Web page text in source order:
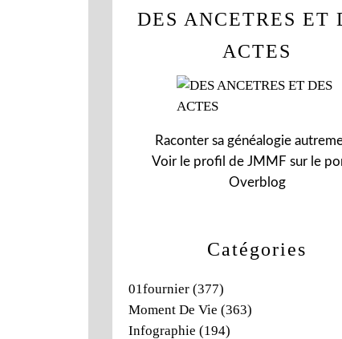
Catégories
01fournier (377)
Moment De Vie (363)
Infographie (194)
DES ANCETRES ET
ACTES
Raconter sa généalogie
Voir le profil de JMMF sur le
Overblog